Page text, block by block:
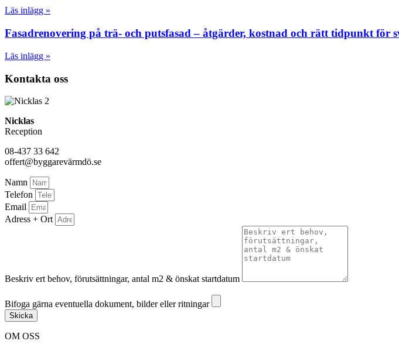
Läs inlägg »
Fasadrenovering på trä- och putsfasad – åtgärder, kostnad och rätt tidpunkt för
Läs inlägg »
Kontakta oss
Nicklas
Reception
08-437 33 642
offert@byggarevärmdö.se
Namn
Telefon
Email
Adress + Ort
Beskriv ert behov, förutsättningar, antal m2 & önskat startdatum
Bifoga gärna eventuella dokument, bilder eller ritningar
Skicka
OM OSS